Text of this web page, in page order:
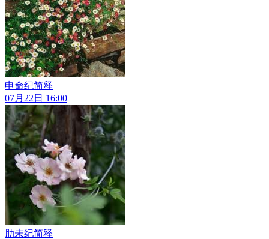
申命纪简释
07月22日 16:00
肋未纪简释